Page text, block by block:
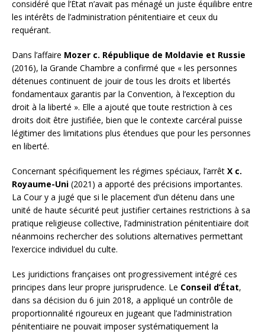
considéré que l’État n’avait pas ménagé un juste équilibre entre
les intérêts de l’administration pénitentiaire et ceux du
requérant.
Dans l’affaire Mozer c. République de Moldavie et Russie
(2016), la Grande Chambre a confirmé que « les personnes
détenues continuent de jouir de tous les droits et libertés
fondamentaux garantis par la Convention, à l’exception du
droit à la liberté ». Elle a ajouté que toute restriction à ces
droits doit être justifiée, bien que le contexte carcéral puisse
légitimer des limitations plus étendues que pour les personnes
en liberté.
Concernant spécifiquement les régimes spéciaux, l’arrêt X c.
Royaume-Uni (2021) a apporté des précisions importantes.
La Cour y a jugé que si le placement d’un détenu dans une
unité de haute sécurité peut justifier certaines restrictions à sa
pratique religieuse collective, l’administration pénitentiaire doit
néanmoins rechercher des solutions alternatives permettant
l’exercice individuel du culte.
Les juridictions françaises ont progressivement intégré ces
principes dans leur propre jurisprudence. Le Conseil d’État,
dans sa décision du 6 juin 2018, a appliqué un contrôle de
proportionnalité rigoureux en jugeant que l’administration
pénitentiaire ne pouvait imposer systématiquement la